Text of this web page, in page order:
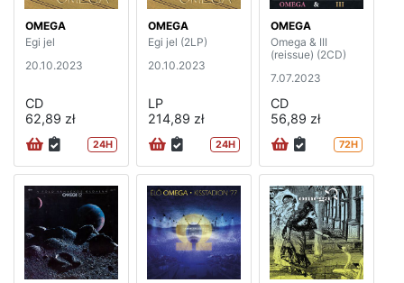
OMEGA
Egi jel
20.10.2023
CD
62,89 zł
24H
OMEGA
Egi jel (2LP)
20.10.2023
LP
214,89 zł
24H
OMEGA
Omega & III
(reissue) (2CD)
7.07.2023
CD
56,89 zł
72H